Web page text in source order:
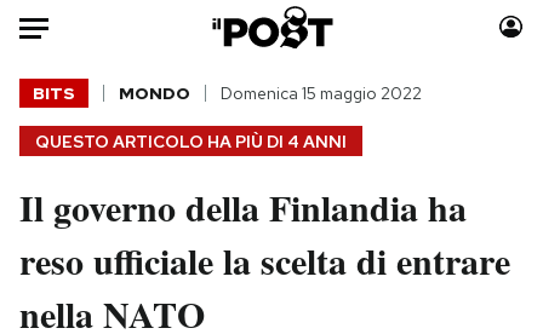
Auto
HOME
Italia
Politica
Tecnologia
Moda
Consumismi
QUESTO ARTICOLO HA PIÙ DI 4 ANNI
BITS MONDO Domenica 15 maggio 2022
Il governo della Finlandia ha
reso ufficiale la scelta di entrare
nella NATO